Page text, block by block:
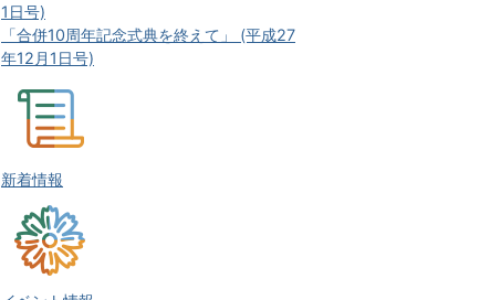
1日号)
「合併10周年記念式典を終えて」 (平成27
年12月1日号)
新着情報